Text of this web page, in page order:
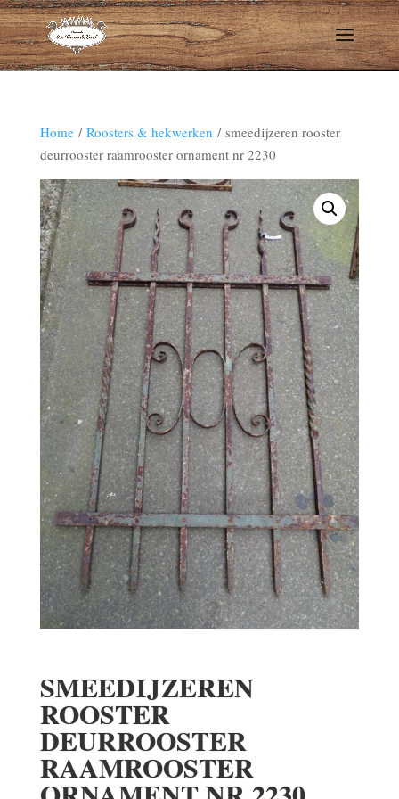
Home/ Roosters & hekwerken / smeedijzeren rooster
deurrooster raamrooster ornament nr 2230
SMEEDIJZEREN
ROOSTER
DEURROOSTER
RAAMROOSTER